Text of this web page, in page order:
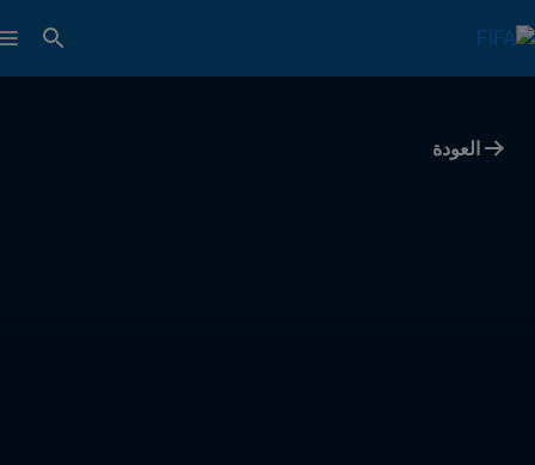
العودة